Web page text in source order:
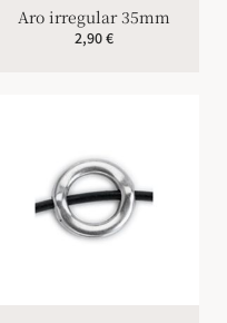
Aro irregular 35mm
2,90€